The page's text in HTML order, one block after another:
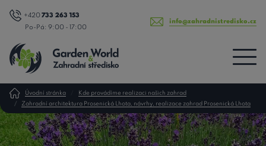
+420 733 263 153
Po-Pá: 9:00 - 17:00
info@zahradnistredisko.cz
Úvodní stránka
Kde provádíme realizaci našich zahrad
Zahradní architektura Prosenická Lhota, návrhy, realizace zahrad Prosenická Lhota